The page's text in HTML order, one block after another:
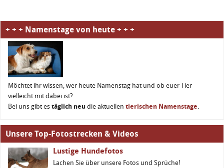
+ + + Namenstage von heute + + +
Möchtet ihr wissen, wer heute Namenstag hat und ob euer Tier
vielleicht mit dabei ist?
Bei uns gibt es täglich neu die aktuellen tierischen Namenstage.
Unsere Top-Fotostrecken & Videos
Lustige Hundefotos
Lachen Sie über unsere Fotos und Sprüche!